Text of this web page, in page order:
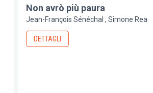
Non avrò più paura
Jean-François Sénéchal Simone Rea
DETTAGLI